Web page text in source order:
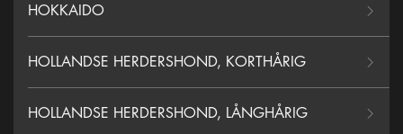
HOKKAIDO
HOLLANDSE HERDERSHOND, KORTHÅRIG
HOLLANDSE HERDERSHOND, LÅNGHÅRIG